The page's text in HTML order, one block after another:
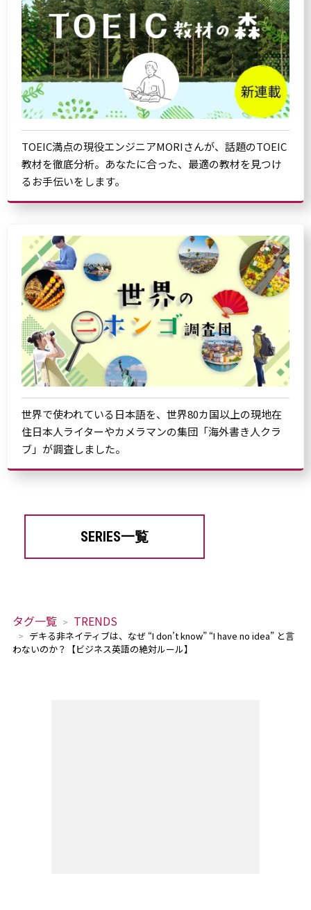
TOEIC満点の現役エンジニアMORIさんが、話題のTOEIC
教材を徹底分析。あなたに合った、最適の教材を見つけ
るお手伝いをします。
世界で使われている日本語を、世界80カ国以上の現地在
住日本人ライターやカメラマンの集団「海外書き人クラ
ブ」が調査しました。
SERIES一覧
タグ一覧 TRENDS
デキる非ネイティブは、なぜ “I don’t know” “I have no idea” と言
わないのか？【ビジネス英語の絶対ルール】